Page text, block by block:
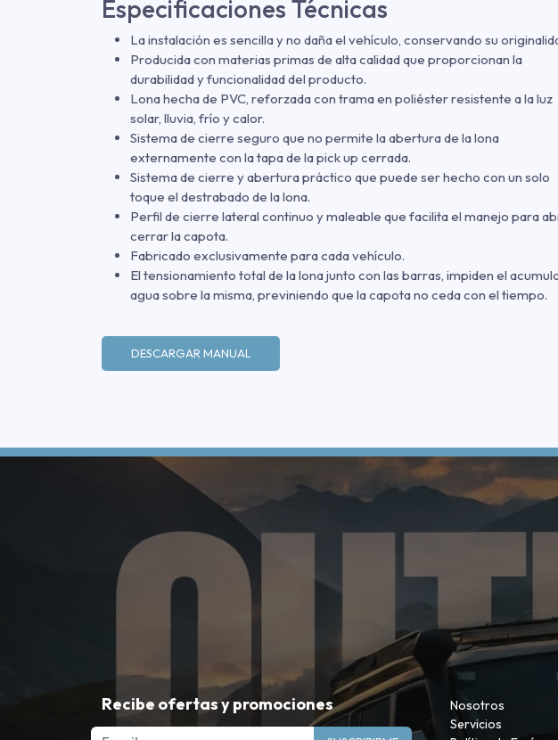
Especificaciones Técnicas
La instalación es sencilla y no daña el vehículo, conservando su
Producida con materias primas de alta calidad que proporcionan la
durabilidad y funcionalidad del producto.
Lona hecha de PVC, reforzada con trama en poliéster resistente a la luz
solar, lluvia, frío y calor.
Sistema de cierre seguro que no permite la abertura de la lona
externamente con la tapa de la pick up cerrada.
Sistema de cierre y abertura práctico que puede ser hecho con un solo
toque el destrabado de la lona.
Perfil de cierre lateral continuo y maleable que facilita el manejo para
cerrar la capota.
Fabricado exclusivamente para cada vehículo.
El tensionamiento total de la lona junto con las barras, impiden el
agua sobre la misma, previniendo que la capota no ceda con el tiempo.
DESCARGAR MANUAL
Recibe ofertas y promociones
Nosotros
Servicios